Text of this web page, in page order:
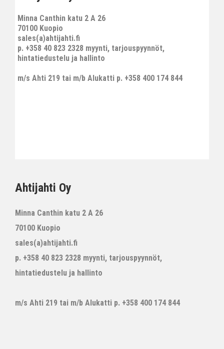
Minna Canthin katu 2 A 26
70100 Kuopio
sales(a)ahtijahti.fi
p. +358 40 823 2328 myynti, tarjouspyynnöt,
hintatiedustelu ja hallinto
m/s Ahti 219 tai m/b Alukatti p. +358 400 174 844
Ahtijahti Oy
Minna Canthin katu 2 A 26
70100 Kuopio
sales(a)ahtijahti.fi
p. +358 40 823 2328 myynti, tarjouspyynnöt,
hintatiedustelu ja hallinto
m/s Ahti 219 tai m/b Alukatti p. +358 400 174 844